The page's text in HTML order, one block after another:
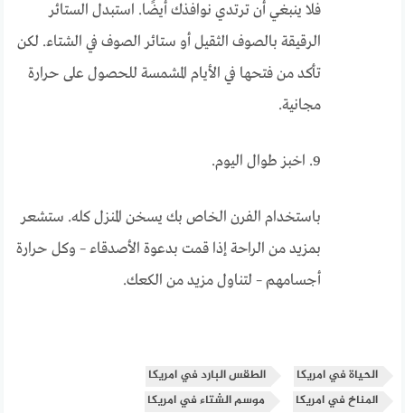
فلا ينبغي أن ترتدي نوافذك أيضًا. استبدل الستائر
الرقيقة بالصوف الثقيل أو ستائر الصوف في الشتاء. لكن
تأكد من فتحها في الأيام المشمسة للحصول على حرارة
مجانية.
9. اخبز طوال اليوم.
باستخدام الفرن الخاص بك يسخن المنزل كله. ستشعر
بمزيد من الراحة إذا قمت بدعوة الأصدقاء – وكل حرارة
أجسامهم – لتناول مزيد من الكعك.
الحياة في امريكا
الطقس البارد في امريكا
المناخ في امريكا
موسم الشتاء في امريكا